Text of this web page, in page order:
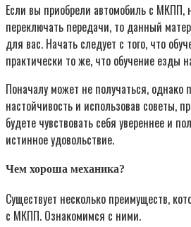
Если вы приобрели автомобиль с МКПП,
переключать передачи, то данный
для вас. Начать следует с того, что
практически то же, что обучение езды
Поначалу может не получаться, однако
настойчивость и использовав советы,
будете чувствовать себя увереннее и
истинное удовольствие.
Чем хороша механика?
Существует несколько преимуществ,
с МКПП. Ознакомимся с ними.